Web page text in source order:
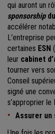
qui auront un
sponsorship
accélérer
L’entreprise
certaines ESN
leur cabinet
tourner vers
Conseil
signé une
s’approprier le
Assurer un